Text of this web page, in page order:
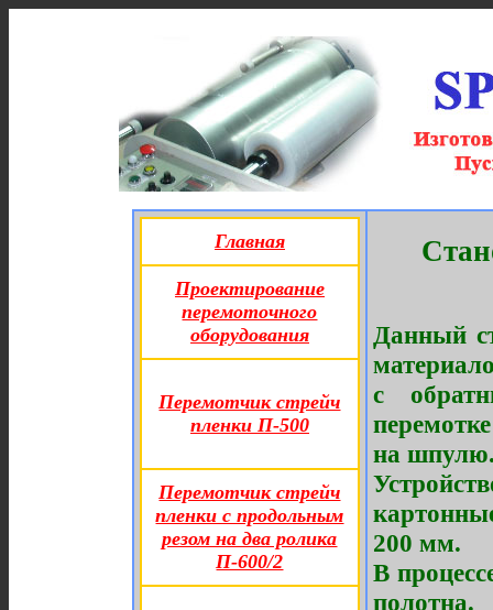
Главная
Проектирование
перемоточного
оборудования
Перемотчик стрейч
пленки П-500
Перемотчик стрейч
пленки с продольным
резом на два ролика
П-600/2
Данный
с
на
200 мм.
В
полотна.